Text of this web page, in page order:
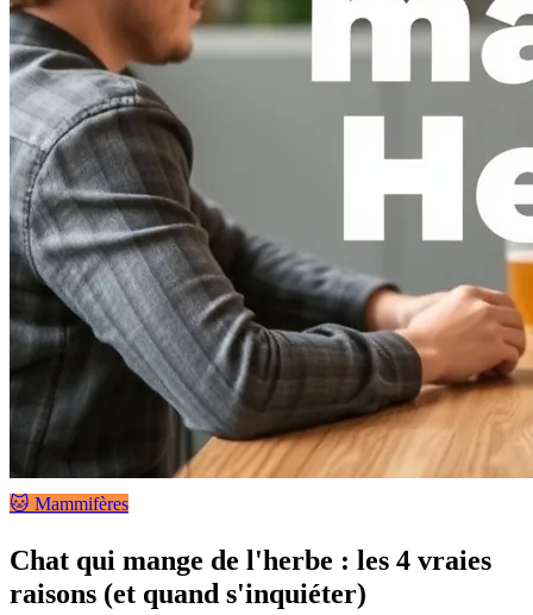
🐱 Mammifères
Chat qui mange de l'herbe : les 4 vraies
raisons (et quand s'inquiéter)